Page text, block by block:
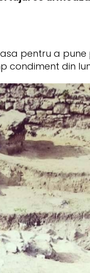
pentru a
condiment din